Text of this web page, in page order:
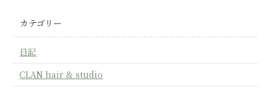
カテゴリー
日記
CLAN hair & studio